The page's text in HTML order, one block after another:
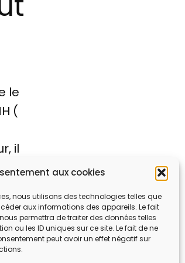
aux cookies
nous utilisons des technologies telles que
aux informations des appareils. Le fait
permettra de traiter des données telles
ou les ID uniques sur ce site. Le fait de ne
peut avoir un effet négatif sur
le
(
il